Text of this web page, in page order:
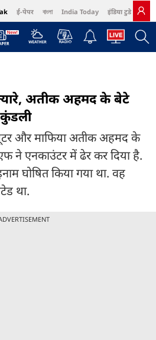
ई-पेपर বাংলা India Today इंडिया टुडे हिंदी
Harper's Bazaar Northeast
अतीक अहमद के बेटे
और माफिया अतीक अहमद के
ने एनकाउंटर में ढेर कर दिया है.
घोषित किया गया था. वह
था.